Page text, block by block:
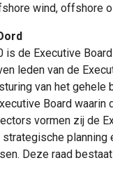
wind, offshore
is de Executive
leden van de
van het gehele
Board waarin
vormen zij de
planning
Deze raad